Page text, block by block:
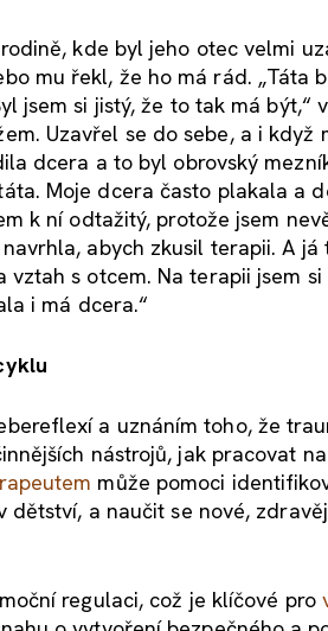
kde byl jeho otec velmi
mu řekl, že ho má rád. „Táta
jsem si jistý, že to tak má být,“
Uzavřel se do sebe, a i když
dcera a to byl obrovský
Moje dcera často plakala a
k ní odtažitý, protože jsem
abych zkusil terapii. A já
s otcem. Na terapii jsem
i má dcera.“
a uznáním toho, že
nástrojů, jak pracovat
může pomoci
a naučit se nové,
regulaci, což je klíčové pro